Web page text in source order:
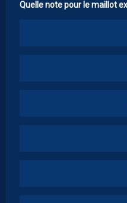
Quelle note pour le maillot